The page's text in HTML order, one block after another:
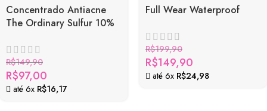
Concentrado Antiacne
The Ordinary Sulfur 10%
combate espinhas rápido
R$149,90
R$97,00
até 6x R$16,17
Full Wear Waterproof
que Dura 24 Horas
R$199,90
R$149,90
até 6x R$24,98